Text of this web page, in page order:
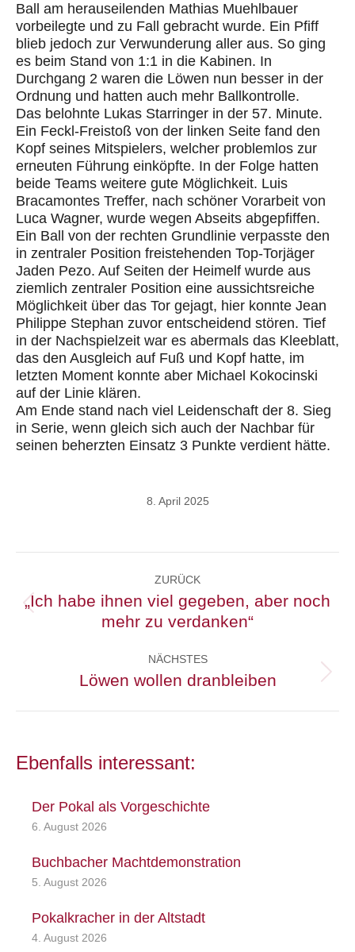
Ball am herauseilenden Mathias Muehlbauer
vorbeilegte und zu Fall gebracht wurde. Ein Pfiff
blieb jedoch zur Verwunderung aller aus. So ging
es beim Stand von 1:1 in die Kabinen. In
Durchgang 2 waren die Löwen nun besser in der
Ordnung und hatten auch mehr Ballkontrolle.
Das belohnte Lukas Starringer in der 57. Minute.
Ein Feckl-Freistoß von der linken Seite fand den
Kopf seines Mitspielers, welcher problemlos zur
erneuten Führung einköpfte. In der Folge hatten
beide Teams weitere gute Möglichkeit. Luis
Bracamontes Treffer, nach schöner Vorarbeit von
Luca Wagner, wurde wegen Abseits abgepfiffen.
Ein Ball von der rechten Grundlinie verpasste den
in zentraler Position freistehenden Top-Torjäger
Jaden Pezo. Auf Seiten der Heimelf wurde aus
ziemlich zentraler Position eine aussichtsreiche
Möglichkeit über das Tor gejagt, hier konnte Jean
Philippe Stephan zuvor entscheidend stören. Tief
in der Nachspielzeit war es abermals das Kleeblatt,
das den Ausgleich auf Fuß und Kopf hatte, im
letzten Moment konnte aber Michael Kokocinski
auf der Linie klären.
Am Ende stand nach viel Leidenschaft der 8. Sieg
in Serie, wenn gleich sich auch der Nachbar für
seinen beherzten Einsatz 3 Punkte verdient hätte.
8. April 2025
ZURÜCK
Vorheriger
Beitrag:
„Ich habe ihnen viel gegeben, aber noch
mehr zu verdanken“
NÄCHSTES
Nächster
Löwen wollen dranbleiben
Ebenfalls interessant:
Der Pokal als Vorgeschichte
6. August 2026
Buchbacher Machtdemonstration
5. August 2026
Pokalkracher in der Altstadt
4. August 2026